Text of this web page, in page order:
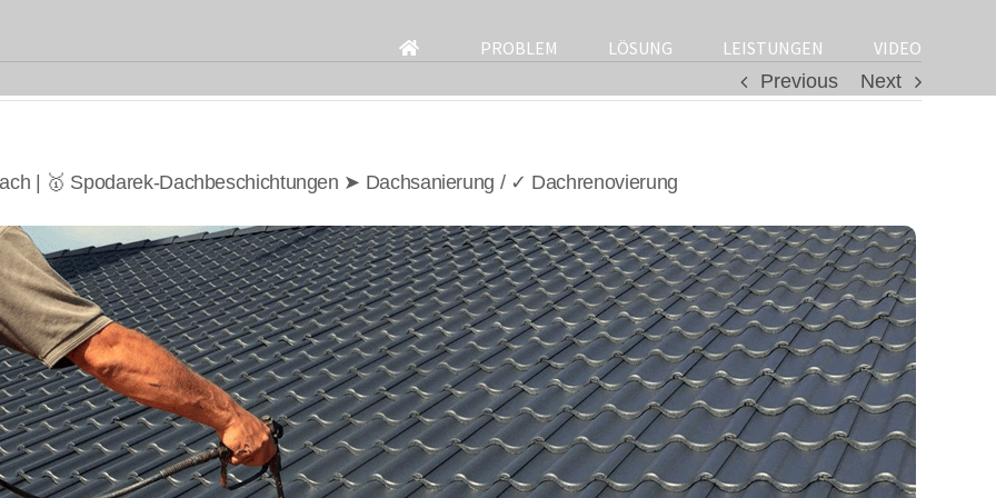
for:
PROBLEM LÖSUNG LEISTUNGEN
VIDEO
Previous
Next
| 🥇 Spodarek-Dachbeschichtungen ➤ Dachsanierung / ✓ Dachrenovierung